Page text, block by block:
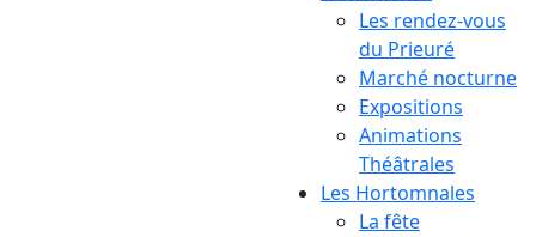
Les rendez-vous
du Prieuré
Marché nocturne
Expositions
Animations
Théâtrales
Les Hortomnales
La fête